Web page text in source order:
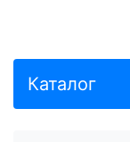
Каталог